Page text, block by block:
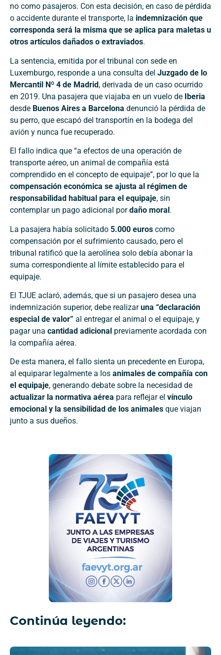
no como pasajeros. Con esta decisión, en caso de pérdida
o accidente durante el transporte, la indemnización que
corresponda será la misma que se aplica para maletas u
otros artículos dañados o extraviados.
La sentencia, emitida por el tribunal con sede en
Luxemburgo, responde a una consulta del Juzgado de lo
Mercantil Nº 4 de Madrid, derivada de un caso ocurrido
en 2019. Una pasajera que viajaba en un vuelo de Iberia
desde Buenos Aires a Barcelona denunció la pérdida de
su perro, que escapó del transportín en la bodega del
avión y nunca fue recuperado.
El fallo indica que “a efectos de una operación de
transporte aéreo, un animal de compañía está
comprendido en el concepto de equipaje”, por lo que la
compensación económica se ajusta al régimen de
responsabilidad habitual para el equipaje, sin
contemplar un pago adicional pordaño moral .
La pasajera había solicitado 5.000 euros como
compensación por el sufrimiento causado, pero el
tribunal ratificó que la aerolínea solo debía abonar la
suma correspondiente al límite establecido para el
equipaje.
El TJUE aclaró, además, que si un pasajero desea una
indemnización superior, debe realizaruna “declaración
especial de valor” al entregar el animal o el equipaje, y
pagar una cantidad adicional previamente acordada con
la compañía aérea.
De esta manera, el fallo sienta un precedente en Europa,
al equiparar legalmente a los animales de compañía con
el equipaje, generando debate sobre la necesidad de
actualizar la normativa aérea para reflejar el vínculo
emocional y la sensibilidad de los animales que viajan
junto a sus dueños.
Continúa leyendo: